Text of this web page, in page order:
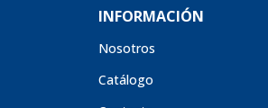
INFORMACIÓN
Nosotros
Catálogo